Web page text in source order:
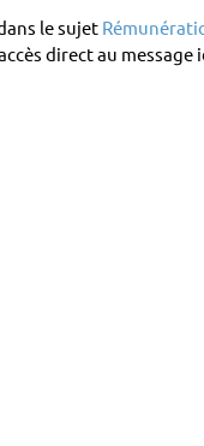
le sujet
direct au message